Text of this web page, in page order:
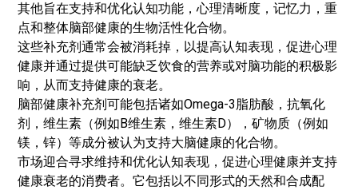
其他旨在支持和优化认知功能，心理清晰度，记忆力，重
点和整体脑部健康的生物活性化合物。
这些补充剂通常会被消耗掉，以提高认知表现，促进心理
健康并通过提供可能缺乏饮食的营养或对脑功能的积极影
响，从而支持健康的衰老。
脑部健康补充剂可能包括诸如Omega-3脂肪酸，抗氧化
剂，维生素（例如B维生素，维生素D），矿物质（例如
镁，锌）等成分被认为支持大脑健康的化合物。
市场迎合寻求维持和优化认知表现，促进心理健康并支持
健康衰老的消费者。它包括以不同形式的天然和合成配